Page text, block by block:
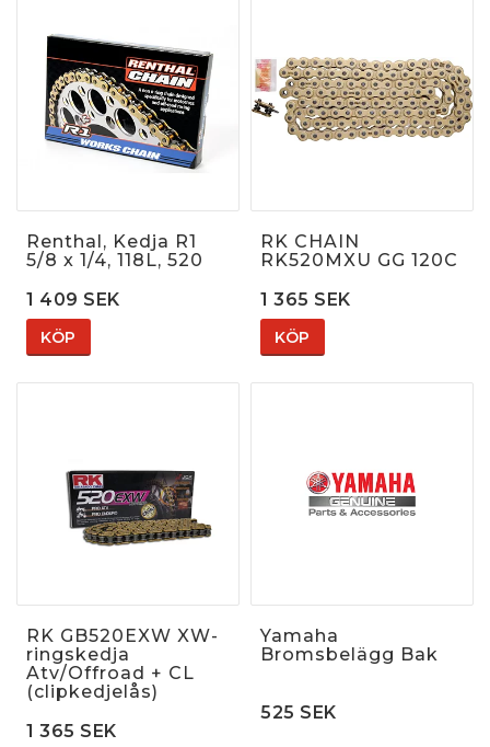
Renthal, Kedja R1
5/8 x 1/4, 118L, 520
1 409 SEK
KÖP
RK CHAIN
RK520MXU GG 120C
1 365 SEK
KÖP
RK GB520EXW XW-
ringskedja
Atv/Offroad + CL
(clipkedjelås)
1 365 SEK
Yamaha
Bromsbelägg Bak
525 SEK